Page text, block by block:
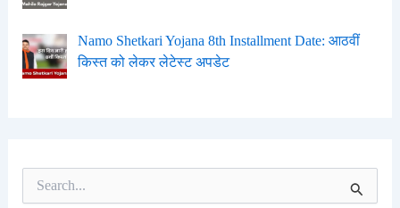
Namo Shetkari Yojana 8th Installment Date: आठवीं
किस्त को लेकर लेटेस्ट अपडेट